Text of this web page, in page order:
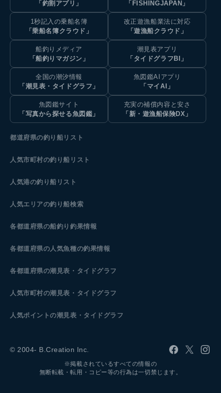
「釣割アプリ」
「FISHINGJAPAN」
1秒記入の乗船名簿
「乗船名簿クラウド」
改正遊漁船業法に対応
「遊漁船クラウド」
船釣りメディア
「船釣りマガジン」
潮見表アプリ
「タイドグラフBI」
全国の潮汐情報
「潮見表・タイドグラフ」
魚図鑑AIアプリ
「マイAI」
魚図鑑サイト
「写真から探せる魚図鑑」
充実の補償内容と安さ
「新・遊漁船保険DX」
都道府県の釣り船リスト
人気市町村の釣り船リスト
人気港の釣り船リスト
人気エリアの釣り船検索
各都道府県の船釣り釣果情報
各都道府県の人気魚種の釣果情報
各都道府県の潮見表 ・タイドグラフ
人気市町村の潮見表・タイドグラフ
人気ポイントの潮見表・タイドグラフ
© 2004- B.Creation Inc.
※掲載されているすべての情報の
無断転載・転用・コピー等の行為は一切禁じます。